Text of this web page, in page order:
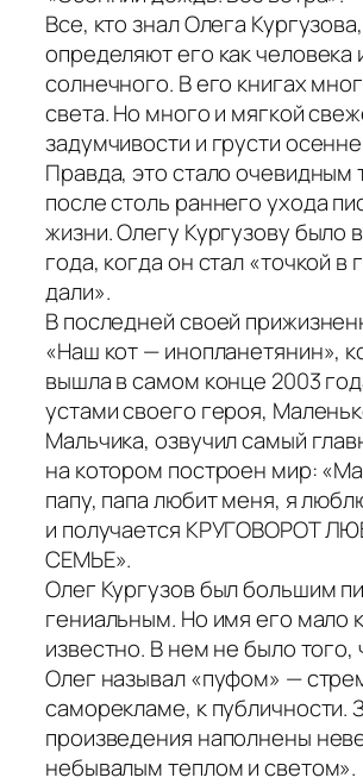
Все, кто знал Олега Кургузова,
определяют его как человека
солнечного. В его книгах
света. Но много и мягкой
задумчивости и грусти
Правда, это стало очевидным
после столь раннего ухода
жизни. Олегу Кургузову было
года, когда он стал «точкой в
дали».
В последней своей
«Наш кот — инопланетянин»,
вышла в самом конце 2003
устами своего героя,
Мальчика, озвучил самый
на котором построен мир:
папу, папа любит меня, я
и получается КРУГОВОРОТ
СЕМЬЕ».
Олег Кургузов был большим
гениальным. Но имя его мало
известно. В нем не было того,
Олег называл «пуфом» —
саморекламе, к публичности.
произведения наполнены
небывалым теплом и светом».